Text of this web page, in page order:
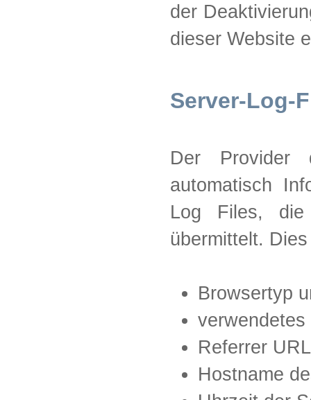
der
dieser Website
Server-Log-
Der Provider
automatisch
Log Files,
übermittelt.
Browsertyp
Referrer URL
Hostname